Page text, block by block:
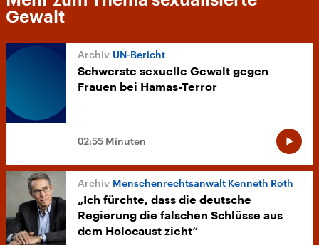
Gewalt
UN-Bericht
Schwerste sexuelle Gewalt gegen
Frauen bei Hamas-Terror
02:55 Minuten
Menschenrechtsanwalt Kenneth Roth
„Ich fürchte, dass die deutsche
Regierung die falschen Schlüsse aus
dem Holocaust zieht“